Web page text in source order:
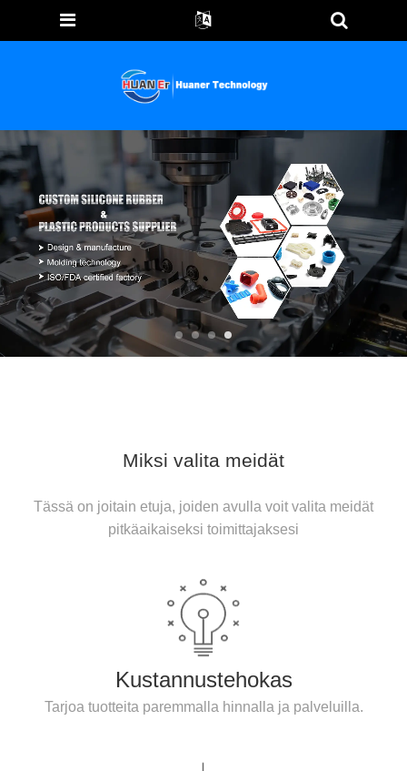
Miksi valita meidät
Tässä on joitain etuja, joiden avulla voit valita meidät
pitkäaikaiseksi toimittajaksesi
Kustannustehokas
Tarjoa tuotteita paremmalla hinnalla ja palveluilla.